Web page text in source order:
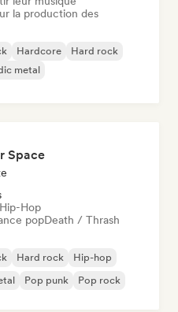
la production des
Hardcore
Hard rock
metal
Space
Hop
popDeath / Thrash
Hard rock
Hip-hop
Pop punk Pop rock